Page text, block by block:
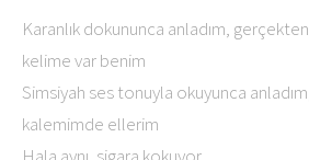
Karanlık dokununca anladım,
kelime var benim
Simsiyah ses tonuyla okuyunca
kalemimde ellerim